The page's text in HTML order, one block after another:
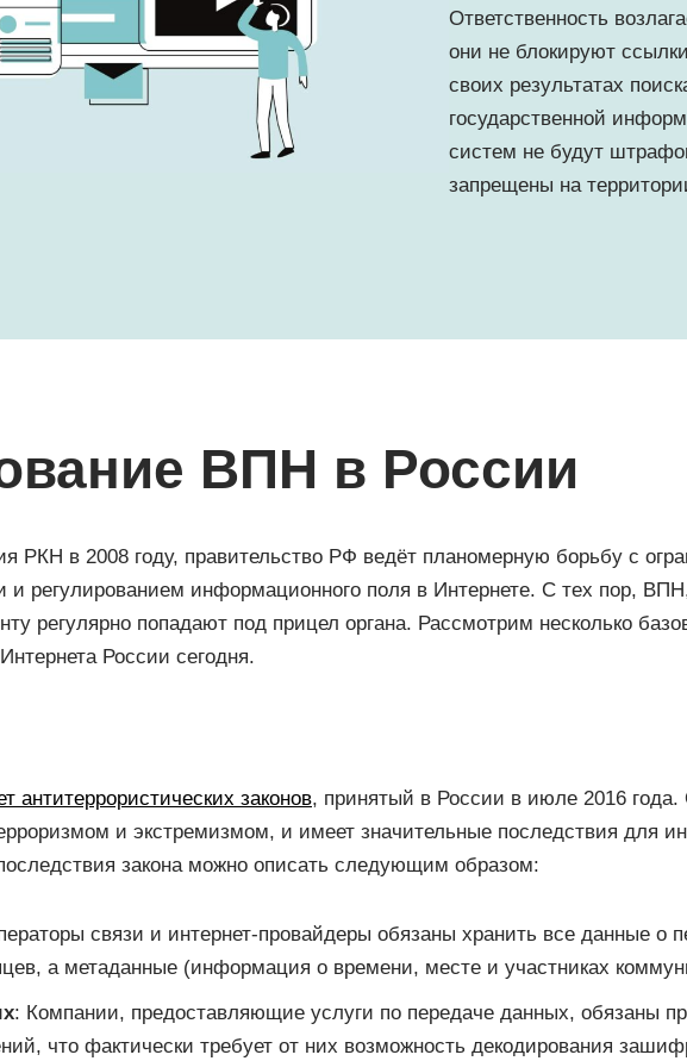
Ответственность
они не блокируют
своих результатах
государственной
систем не будут
запрещены на
ВПН в России
РКН в 2008 году, правительство РФ ведёт планомерную борьбу с
регулированием информационного поля в Интернете. С тех пор,
регулярно попадают под прицел органа. Рассмотрим несколько
России сегодня.
антитеррористических законов, принятый в России в июле 2016 года.
и экстремизмом, и имеет значительные последствия для
закона можно описать следующим образом:
связи и интернет-провайдеры обязаны хранить все данные о
а метаданные (информация о времени, месте и участниках
: Компании, предоставляющие услуги по передаче данных, обязаны
что фактически требует от них возможность декодирования